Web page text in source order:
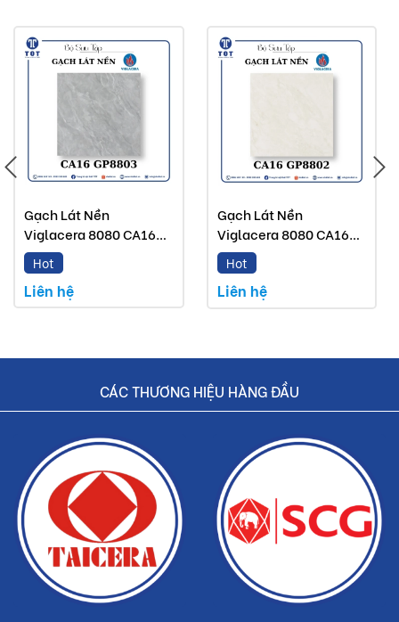
Gạch Lát Nền
Viglacera 8080 CA16
GP8803
Hot
Liên hệ
Gạch Lát Nền
Viglacera 8080 CA16
GP8802
Hot
Liên hệ
CÁC THƯƠNG HIỆU HÀNG ĐẦU